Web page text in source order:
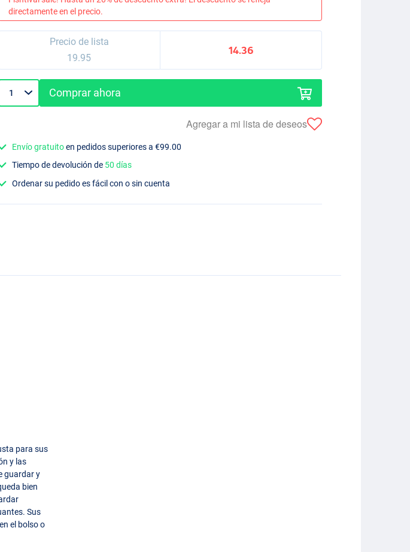
directamente en el precio.
Precio de lista
19.95
14.36
Comprar ahora
Agregar a mi lista de deseos
Envío gratuitoen pedidos superiores a €99.00
Tiempo de devolución de 50 días
Ordenar su pedido es fácil con o sin cuenta
para sus
y las
guardar y
bien
Sus
el bolso o